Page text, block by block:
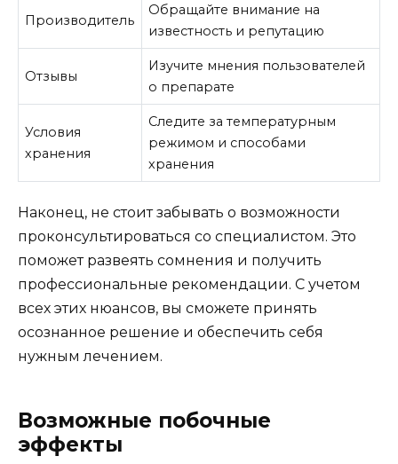
Производитель
Обращайте внимание на
известность и репутацию
Отзывы
Изучите мнения пользователей
о препарате
Условия
хранения
Следите за температурным
режимом и способами
хранения
Наконец, не стоит забывать о возможности
проконсультироваться со специалистом. Это
поможет развеять сомнения и получить
профессиональные рекомендации. С учетом
всех этих нюансов, вы сможете принять
осознанное решение и обеспечить себя
нужным лечением.
Возможные побочные
эффекты